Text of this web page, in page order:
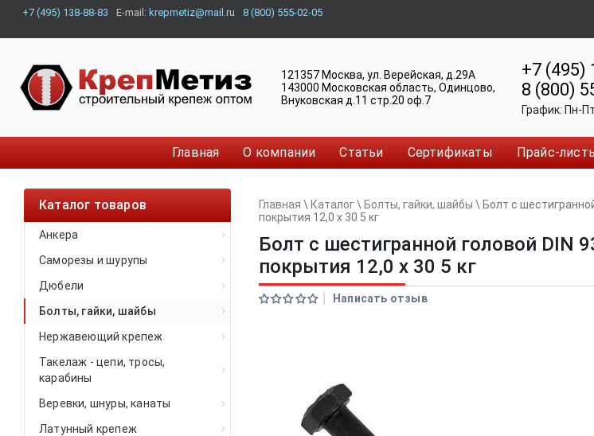
+7 (495) 138-88-83 E-mail: krepmetiz@mail.ru 8 (800) 555-02-05
121357 Москва, ул. Верейская, д.29А
143000 Московская область, Одинцово,
Внуковская д.11 стр.20 оф.7
+7 (495)
8 (800)
График: Пн-
Главная О компании Статьи Сертификаты Прайс-
Каталог товаров
Анкера
Саморезы и шурупы
Дюбели
Болты, гайки, шайбы
Нержавеющий крепеж
Такелаж - цепи, тросы,
карабины
Веревки, шнуры, канаты
Латунный крепеж
Главная \ Каталог\ Болты, гайки, шайбы \ Болт с
покрытия 12,0 x 30 5 кг
Болт с шестигранной головой DIN
покрытия 12,0 x 30 5 кг
Написать отзыв